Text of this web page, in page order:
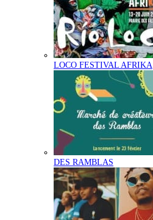
LOCO FESTIVAL AFRIKA
DES RAMBLAS